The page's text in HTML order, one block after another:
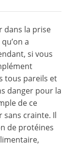
dans la prise
a
si vous
tous pareils et
danger pour la
de ce
sans crainte. Il
de protéines